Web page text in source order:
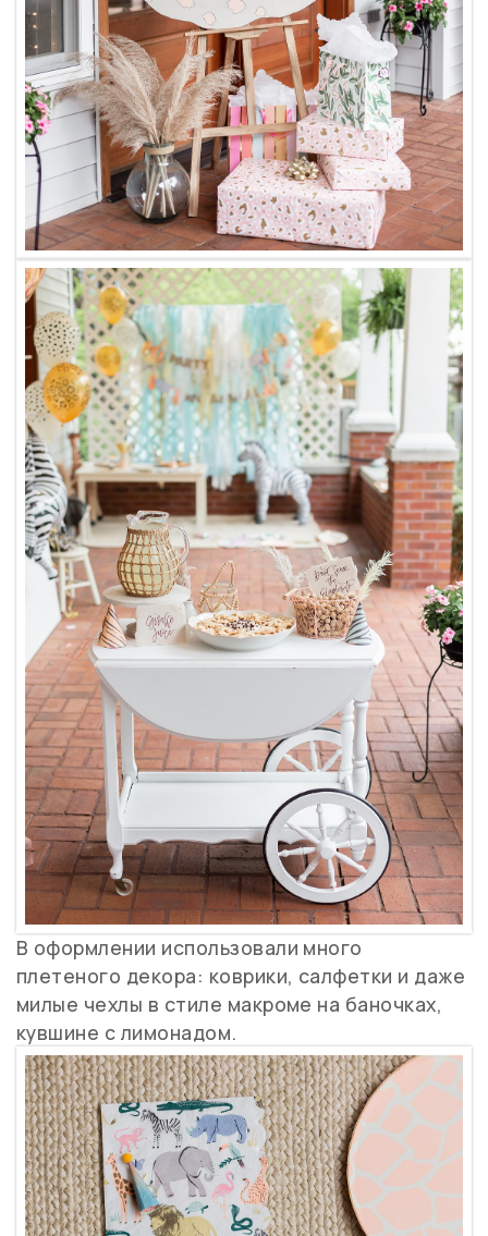
В оформлении использовали много
плетеного декора: коврики, салфетки и даже
милые чехлы в стиле макроме на баночках,
кувшине с лимонадом.